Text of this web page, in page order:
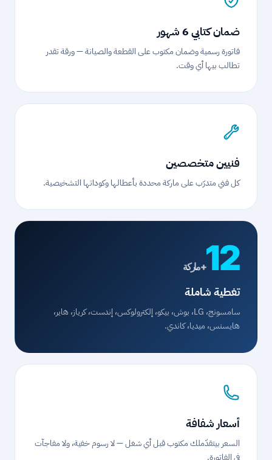
ضمان كتابي 6 شهور
فاتورة رسمية وضمان مكتوب على القطعة والصيانة — ورقة تقدر
تطالب بيها أي وقت.
فنيين متخصصين
كل فني متدرّب على ماركة محددة بأعطالها وكوداتها التشخيصية.
12+ ماركة
تغطية شاملة
سامسونج، LG، بوش، بيكو، إلكترولوكس، إندست، كرياز، هاير،
هايسنس، ميديا، كاندي.
أسعار شفافة
السعر بيتقدّملك مكتوب قبل أي شغل — لا رسوم خفية، ولا مفاجآت
في الفاتورة.